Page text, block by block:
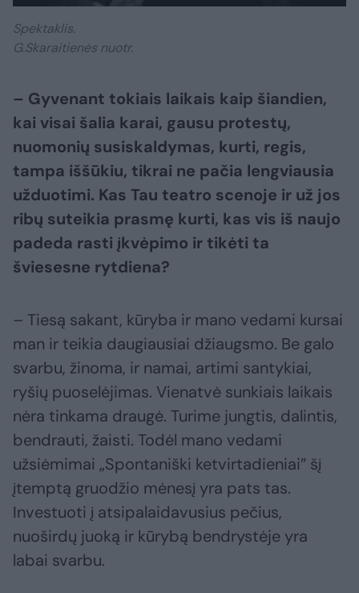
Spektaklis.
G.Skaraitienės nuotr.
– Gyvenant tokiais laikais kaip šiandien,
kai visai šalia karai, gausu protestų,
nuomonių susiskaldymas, kurti, regis,
tampa iššūkiu, tikrai ne pačia lengviausia
užduotimi. Kas Tau teatro scenoje ir už jos
ribų suteikia prasmę kurti, kas vis iš naujo
padeda rasti įkvėpimo ir tikėti ta
šviesesne rytdiena?
– Tiesą sakant, kūryba ir mano vedami kursai
man ir teikia daugiausiai džiaugsmo. Be galo
svarbu, žinoma, ir namai, artimi santykiai,
ryšių puoselėjimas. Vienatvė sunkiais laikais
nėra tinkama draugė. Turime jungtis, dalintis,
bendrauti, žaisti. Todėl mano vedami
užsiėmimai „Spontaniški ketvirtadieniai” šį
įtemptą gruodžio mėnesį yra pats tas.
Investuoti į atsipalaidavusius pečius,
nuoširdų juoką ir kūrybą bendrystėje yra
labai svarbu.